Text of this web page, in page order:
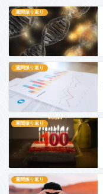
週間振り返り
週間振り返り
週間振り返り
週間振り返り